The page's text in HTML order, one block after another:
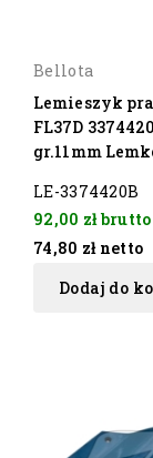
Bellota
Lemieszyk
FL37D
gr.11mm
LE-3374420B
92,00 złbrutto
74,80 zł netto
Dodaj do